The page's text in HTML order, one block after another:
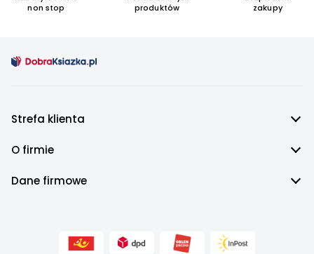
non stop
produktów
zakupy
Strefa klienta
O firmie
Dane firmowe